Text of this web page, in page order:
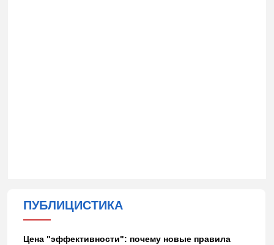
ПУБЛИЦИСТИКА
Цена "эффективности": почему новые правила